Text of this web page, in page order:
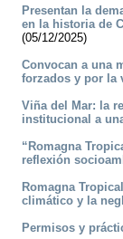
Presentan la
en la historia de
(05/12/2025)
Convocan a una
forzados y por la
Viña del Mar: la
institucional a
“Romagna
reflexión
Romagna
climático y la
Permisos y